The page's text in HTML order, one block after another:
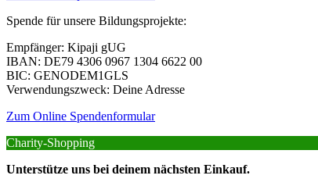
Spende für unsere Bildungsprojekte:
Empfänger: Kipaji gUG
IBAN: DE79 4306 0967 1304 6622 00
BIC: GENODEM1GLS
Verwendungszweck: Deine Adresse
Zum Online Spendenformular
Charity-Shopping
Unterstütze uns bei deinem nächsten Einkauf.